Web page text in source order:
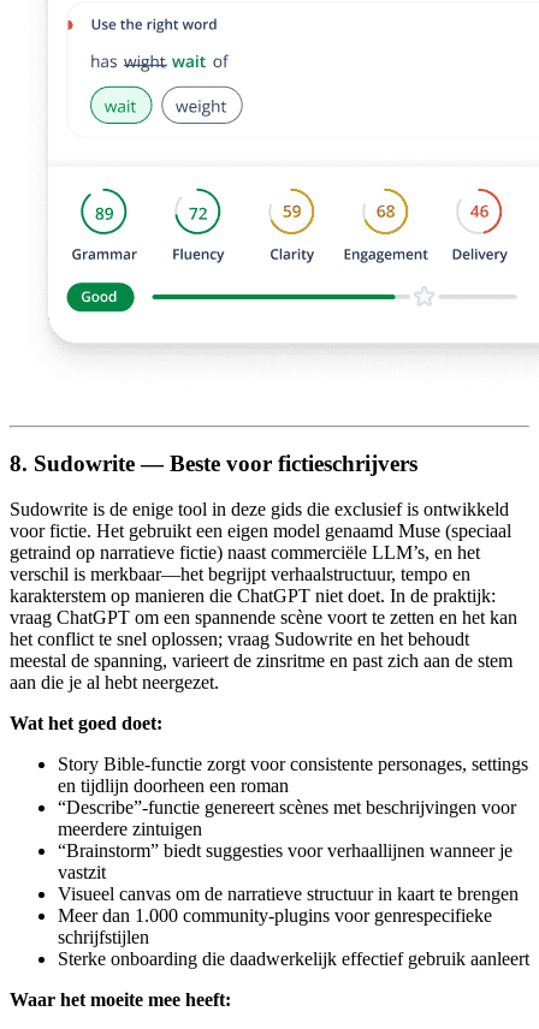
8. Sudowrite — Beste voor fictieschrijvers
Sudowrite is de enige tool in deze gids die exclusief is ontwikkeld
voor fictie. Het gebruikt een eigen model genaamd Muse (speciaal
getraind op narratieve fictie) naast commerciële LLM’s, en het
verschil is merkbaar—het begrijpt verhaalstructuur, tempo en
karakterstem op manieren die ChatGPT niet doet. In de praktijk:
vraag ChatGPT om een spannende scène voort te zetten en het kan
het conflict te snel oplossen; vraag Sudowrite en het behoudt
meestal de spanning, varieert de zinsritme en past zich aan de stem
aan die je al hebt neergezet.
Wat het goed doet:
Story Bible-functie zorgt voor consistente personages, settings
en tijdlijn doorheen een roman
“Describe”-functie genereert scènes met beschrijvingen voor
meerdere zintuigen
“Brainstorm” biedt suggesties voor verhaallijnen wanneer je
vastzit
Visueel canvas om de narratieve structuur in kaart te brengen
Meer dan 1.000 community-plugins voor genrespecifieke
schrijfstijlen
Sterke onboarding die daadwerkelijk effectief gebruik aanleert
Waar het moeite mee heeft: